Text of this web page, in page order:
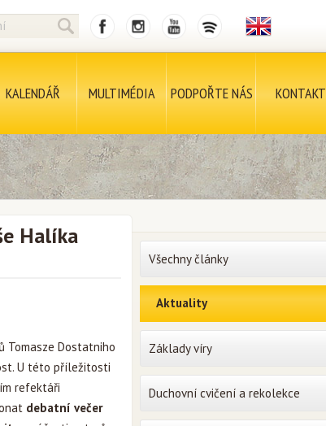
KALENDÁŘ MULTIMÉDIA PODPOŘTE NÁS KONTAKT
Halíka
Tomasze Dostatniho
U této příležitosti
refektáři
debatní večer
Všechny články
Aktuality
Základy víry
Duchovní cvičení a rekolekce